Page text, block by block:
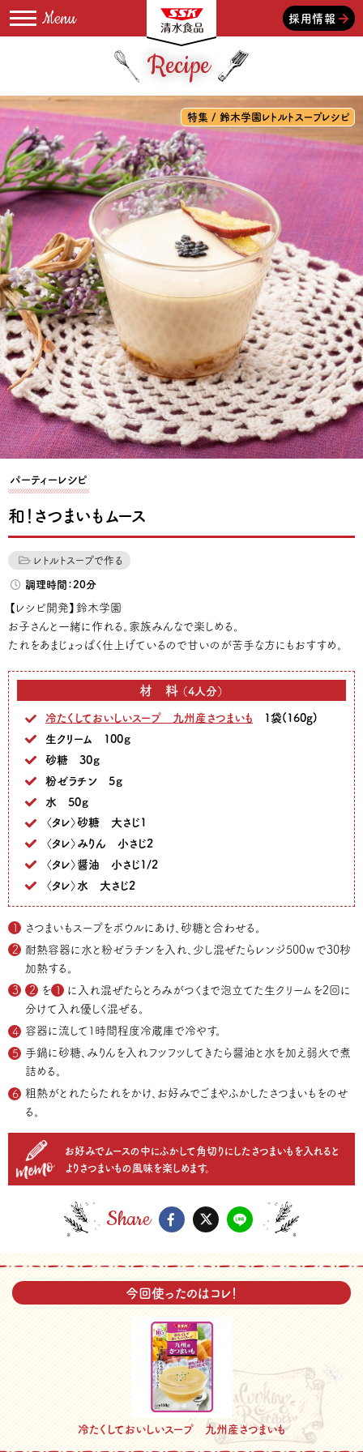
採用情報
Recipe
特集 / 鈴木学園レトルトスープレシピ
パーティーレシピ
和！さつまいもムース
レトルトスープで作る
調理時間：20分
【レシピ開発】鈴木学園
お子さんと一緒に作れる。家族みんなで楽しめる。
たれをあまじょっぱく仕上げているので甘いのが苦手な方にもおすすめ。
材料（4人分）
冷たくしておいしいスープ 九州産さつまいも 1袋(160g)
生クリーム 100ｇ
砂糖 30ｇ
粉ゼラチン 5ｇ
水 50ｇ
〈タレ〉砂糖 大さじ1
〈タレ〉みりん 小さじ2
〈タレ〉醤油 小さじ1/2
〈タレ〉水 大さじ2
さつまいもスープをボウルにあけ、砂糖と合わせる。
耐熱容器に水と粉ゼラチンを入れ、少し混ぜたらレンジ500ｗで30秒
加熱する。
2
を 1
に入れ混ぜたらとろみがつくまで泡立てた生クリームを2回に
分けて入れ優しく混ぜる。
容器に流して1時間程度冷蔵庫で冷やす。
手鍋に砂糖、みりんを入れフツフツしてきたら醤油と水を加え弱火で煮
詰める。
粗熱がとれたらたれをかけ、お好みでごまやふかしたさつまいもをのせ
る。
お好みでムースの中にふかして角切りにしたさつまいもを入れると
よりさつまいもの風味を楽しめます。
Share
今回使ったのはコレ！
冷たくしておいしいスープ 九州産さつまいも